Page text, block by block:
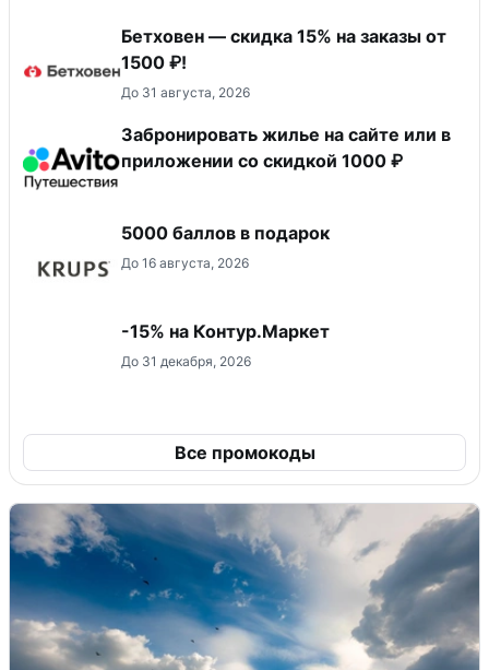
Бетховен — скидка 15% на заказы от
1500 ₽!
До 31 августа, 2026
Забронировать жилье на сайте или в
приложении со скидкой 1000 ₽
5000 баллов в подарок
До 16 августа, 2026
-15% на Контур.Маркет
До 31 декабря, 2026
Все промокоды